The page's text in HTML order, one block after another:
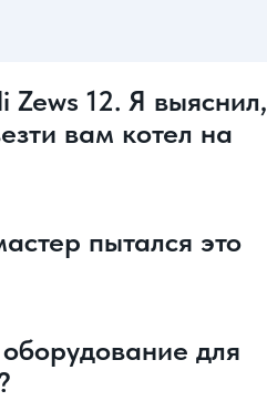
Zews 12. Я выяснил,
вам котел на
пытался это
для